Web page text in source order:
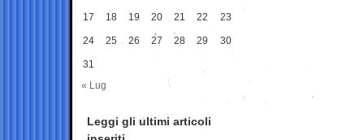
17 18 19 20 21 22 23
24 25 26 27 28 29 30
31
« Lug
Leggi gli ultimi articoli